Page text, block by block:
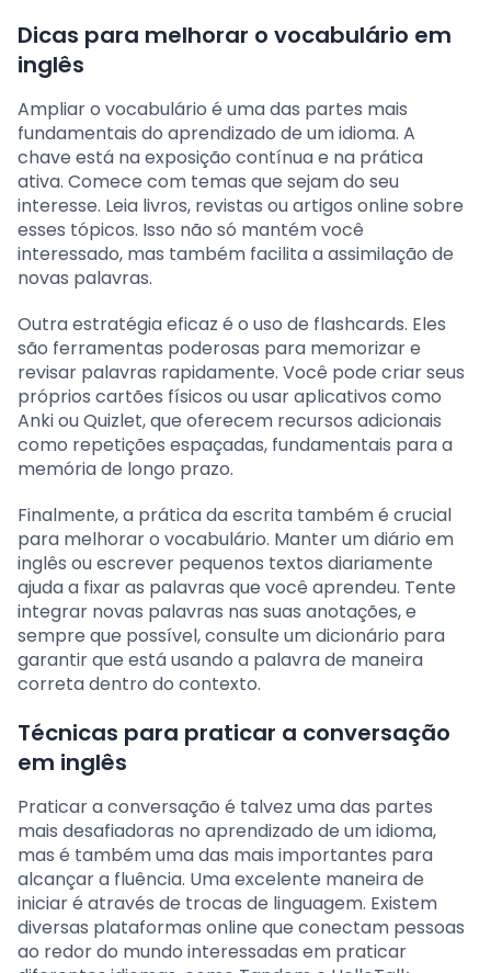
Dicas para melhorar o vocabulário em
inglês
Ampliar o vocabulário é uma das partes mais
fundamentais do aprendizado de um idioma. A
chave está na exposição contínua e na prática
ativa. Comece com temas que sejam do seu
interesse. Leia livros, revistas ou artigos online sobre
esses tópicos. Isso não só mantém você
interessado, mas também facilita a assimilação de
novas palavras.
Outra estratégia eficaz é o uso de flashcards. Eles
são ferramentas poderosas para memorizar e
revisar palavras rapidamente. Você pode criar seus
próprios cartões físicos ou usar aplicativos como
Anki ou Quizlet, que oferecem recursos adicionais
como repetições espaçadas, fundamentais para a
memória de longo prazo.
Finalmente, a prática da escrita também é crucial
para melhorar o vocabulário. Manter um diário em
inglês ou escrever pequenos textos diariamente
ajuda a fixar as palavras que você aprendeu. Tente
integrar novas palavras nas suas anotações, e
sempre que possível, consulte um dicionário para
garantir que está usando a palavra de maneira
correta dentro do contexto.
Técnicas para praticar a conversação
em inglês
Praticar a conversação é talvez uma das partes
mais desafiadoras no aprendizado de um idioma,
mas é também uma das mais importantes para
alcançar a fluência. Uma excelente maneira de
iniciar é através de trocas de linguagem. Existem
diversas plataformas online que conectam pessoas
ao redor do mundo interessadas em praticar